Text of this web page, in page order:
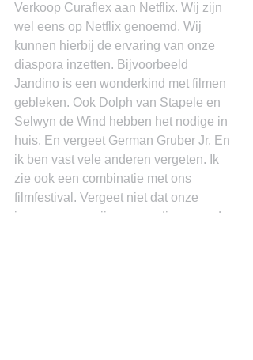
Verkoop Curaflex aan Netflix. Wij zijn
wel eens op Netflix genoemd. Wij
kunnen hierbij de ervaring van onze
diaspora inzetten. Bijvoorbeeld
Jandino is een wonderkind met filmen
gebleken. Ook Dolph van Stapele en
Selwyn de Wind hebben het nodige in
huis. En vergeet German Gruber Jr. En
ik ben vast vele anderen vergeten. Ik
zie ook een combinatie met ons
filmfestival. Vergeet niet dat onze
jongeren weg zijn van media en reeds